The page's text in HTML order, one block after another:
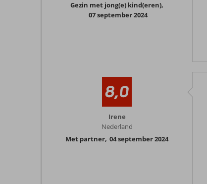
Gezin met jong(e) kind(eren),
07 september 2024
8,0
Irene
Nederland
Met partner, 04 september 2024